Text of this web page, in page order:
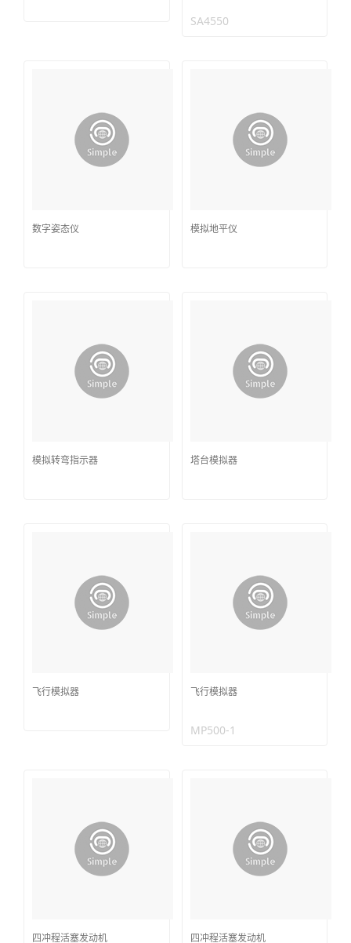
SA4550
数字姿态仪 模拟地平仪
模拟转弯指示器 塔台模拟器
飞行模拟器 飞行模拟器
MP500-1
四冲程活塞发动机 四冲程活塞发动机